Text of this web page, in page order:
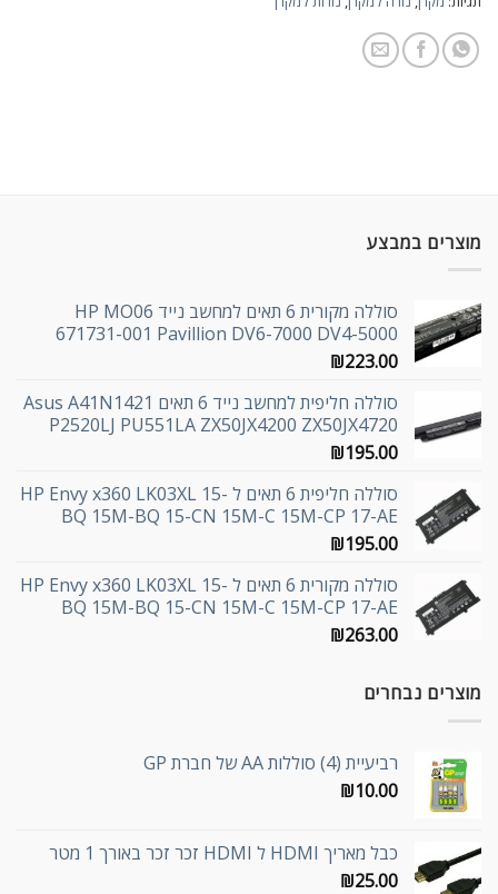
מוצרים במבצע
סוללה מקורית 6 תאים למחשב נייד HP MO06
671731-001 Pavillion DV6-7000 DV4-5000
₪223.00
סוללה חליפית למחשב נייד 6 תאים Asus A41N1421
P2520LJ PU551LA ZX50JX4200 ZX50JX4720
₪195.00
סוללה חליפית 6 תאים ל HP Envy x360 LK03XL 15-
BQ 15M-BQ 15-CN 15M-C 15M-CP 17-AE
₪195.00
סוללה מקורית 6 תאים ל HP Envy x360 LK03XL 15-
BQ 15M-BQ 15-CN 15M-C 15M-CP 17-AE
₪263.00
מוצרים נבחרים
רביעיית (4) סוללות AA של חברת GP
₪10.00
כבל מאריך HDMI ל HDMI זכר זכר באורך 1 מטר
₪25.00